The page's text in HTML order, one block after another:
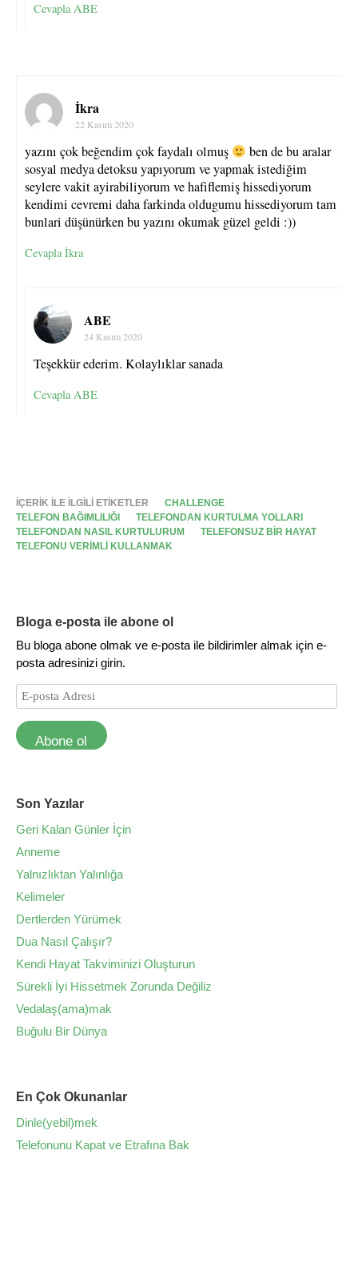
Cevapla ABE
İkra
22 Kasım 2020
yazını çok beğendim çok faydalı olmuş
ben de bu aralar
sosyal medya detoksu yapıyorum ve yapmak istediğim
seylere vakit ayirabiliyorum ve hafiflemiş hissediyorum
kendimi cevremi daha farkinda oldugumu hissediyorum tam
bunlari düşünürken bu yazını okumak güzel geldi :))
Cevapla İkra
ABE
24 Kasım 2020
Teşekkür ederim. Kolaylıklar sanada
Cevapla ABE
İÇERIK ILE ILGILI ETIKETLER
CHALLENGE
TELEFON BAĞIMLILIĞI
TELEFONDAN KURTULMA YOLLARI
TELEFONDAN NASIL KURTULURUM
TELEFONSUZ BIR HAYAT
TELEFONU VERIMLI KULLANMAK
Bloga e-posta ile abone ol
Bu bloga abone olmak ve e-posta ile bildirimler almak için e-
posta adresinizi girin.
Abone ol
Son Yazılar
Geri Kalan Günler İçin
Anneme
Yalnızlıktan Yalınlığa
Kelimeler
Dertlerden Yürümek
Dua Nasıl Çalışır?
Kendi Hayat Takviminizi Oluşturun
Sürekli İyi Hissetmek Zorunda Değiliz
Vedalaş(ama)mak
Buğulu Bir Dünya
En Çok Okunanlar
Dinle(yebil)mek
Telefonunu Kapat ve Etrafına Bak